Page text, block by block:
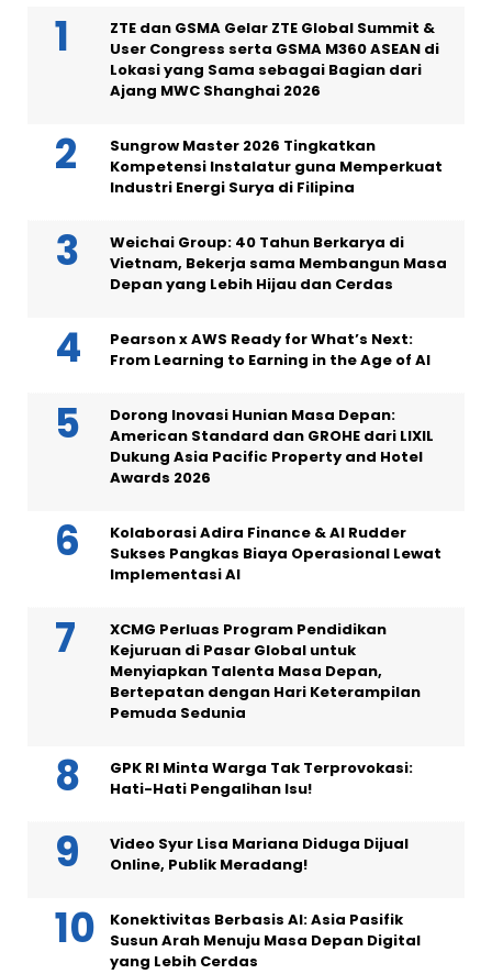
ZTE dan GSMA Gelar ZTE Global Summit &
User Congress serta GSMA M360 ASEAN di
Lokasi yang Sama sebagai Bagian dari
Ajang MWC Shanghai 2026
Sungrow Master 2026 Tingkatkan
Kompetensi Instalatur guna Memperkuat
Industri Energi Surya di Filipina
Weichai Group: 40 Tahun Berkarya di
Vietnam, Bekerja sama Membangun Masa
Depan yang Lebih Hijau dan Cerdas
Pearson x AWS Ready for What’s Next:
From Learning to Earning in the Age of AI
Dorong Inovasi Hunian Masa Depan:
American Standard dan GROHE dari LIXIL
Dukung Asia Pacific Property and Hotel
Awards 2026
Kolaborasi Adira Finance & AI Rudder
Sukses Pangkas Biaya Operasional Lewat
Implementasi AI
XCMG Perluas Program Pendidikan
Kejuruan di Pasar Global untuk
Menyiapkan Talenta Masa Depan,
Bertepatan dengan Hari Keterampilan
Pemuda Sedunia
GPK RI Minta Warga Tak Terprovokasi:
Hati-Hati Pengalihan Isu!
Video Syur Lisa Mariana Diduga Dijual
Online, Publik Meradang!
Konektivitas Berbasis AI: Asia Pasifik
Susun Arah Menuju Masa Depan Digital
yang Lebih Cerdas